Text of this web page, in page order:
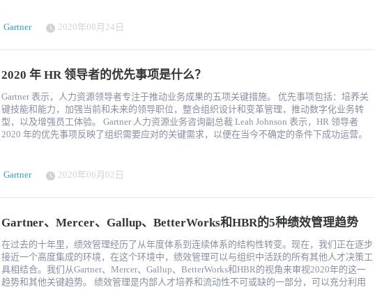
#MeToo和 Black Lives Matter运动，在过去几年中占据了美国公共讨论的主要位置。 Bagga
将是他们2022年的首要重点。 "Bagga说："求职者在选择入职之前，希望了解一个组织在DEI
域，也是劳动力市场的差异化。多样性、公平性和包容性现在被视为一种战略，以确保企业有
会正义问题采取公开立场。 "但现在我们看到很多公司采取了相当坚定的立场......这是一个已经
出现的关键趋势。这与人力资源部门领导的DEI优先事项有关，以确保我们在这一领域投入最
好的力量，并将其作为优先事项。" 想为你的组织当前的DEI努力制定基准吗？AHRI的多样性
和包容性成熟度模型是一个很好的开始。 作为2022年的人力资源领导者，你的关键重点领域
Fuel50全球人才流动最佳实践研究中，55%的受访者目前利用了临时工队伍，但只有30%的受
能，Fuel50预测，收购系统和技术以提高企业的人才知名度将是未来24个月的战略重点。 最
世界十大生物技术公司之一通过与Fuel50开设内部零工市场，释放了超过一百万的生产力时
间，混合云数据服务和数据管理公司NetApp已经能够以他们以前从未做过的方式扩大人才识
别。 "我们现在可以看到公司里的每个人，他们想做什么，想去哪里......我们不再盲目飞行，我
们现在的洞察力比我们在人力资源历史上的任何时候都要多。...[Fuel50]使我们现在能够看
到，我们可以把人培养成什么样子？我们如何让人们跨越鸿沟？要做到这一点，以前我们只能
猜测......现在我们可以建立一个职业路径来达到这些工作。这是令人震惊的，我认为这就是人
·实现人才体验的民主化：允许员工举手参与零工工作 ·创建一个对所有人都公平和平等的包容
talent citizenship: where everyone can contribute equally. Democratize the talent experience:
allow employees to put their hands up for gig work Create an inclusive talent marketplace that is
fair and equal to all Enable a culture of boundary-less talent marketplace where everyone is a
freelancer Ps ：内部流动是指员工在同一公司内向新的机会流动。这些机会可以包括新的职
位、补充项目、导师制、工作交换和学习。
大的价值，从而提高员工的敬业度，除此之外，还能增加对关键IT项目业务成果的影响。 企业
程。这导致了员工体验、效率和生产力的提高。当你投资于你的员工，他们也会投资于你"，
文化、参与度和员工品牌主张仍然是2017年的重中之重；员工体验在今年又继续成为主要趋
体验方面表现出色。 企业正在通过将员工体验与影响工作场所效率的不同方面联系起来进行
衡量，强大的诊断能力、规范性指导和对未来结果的预判。 根据Gartner的报告，员工体验被
认为是数字化工作场所的八大基石之一。 当员工在决策过程中被赋予一定的特权时，他们往
往会获得一种主人翁的感觉，最终使他们对企业发展的贡献最大化，并提升员工体验战略。
本地大规模推动个性化，提供良好的员工体验。 根据Gartner的说法，个性化是一个在双方之
策略，可以为员工和组织在成功的道路上创造一个双赢的环境。它改善了员工互动，促进了创
作工具 许多领先的组织已经实施了数字化工作场所战略，结合协作技术，打破沟通和协作障
碍。 改善组织中的员工体验，还能打造一支精通数字化的员工队伍，提高生产力、工作效
率、增长和创新能力。 将所有协作工具整合到一个单一的解决方案（如Slack）中，使员工能
够协作，沟通，有效地工作并提高生产率。 现代协作工具是员工体验的基础，并且是连接，
交流，协作，参与和共享信息的单个数字中心。 员工自助服务（ESS）工具 全球大多数组织在
管理与员工相关的活动方面都面临挑战，例如请假记录维护，绩效审查，查看工资单等。解决
Gartner 2020年08月24日
2020 年 HR 领导者的优先事项是什么？
Gartner 表示，人力资源领导者专注于推动业务成果的五项关键措施。 优先事项包括：培养关
键技能和能力，加强当前和未来的领导职位，整合组织设计和变革管理，推动数字化业务转
型，以及增强员工体验。 Gartner 人力资源业务咨询副总裁 Leah Johnson 表示，HR 领导者
2020 年的优先事项反映了组织需要应对的关键需求，以便在当今不确定的条件下成功运营。
首席人力资源官同意他们的组织为未来的工作做好准备。为了实现业务增长，人力资源主管需
和能力，组织也难以跟上。 根据 Gartner 最近的一项调查，46% 的人力资源主管报告其员工缺
合作，了解并保持新兴、现有和遗留技能组合的适当平衡。 人力资源部还需要与经理合作，
起来。 赋予领导者成功与不断扩大的需求 领导者的责任和期望迅速扩大，但大多数领导者都
不具备承担其扩大角色的能力。 45% 的人力资源领导难以培养有效的中层领导，超过三分之
一的人力资源领导难以培养有效的高级领导。 为了培养一个强有力的领导平台，人力资源部
门应该寻求一种"互补领导"模式，让领导者共同分担基于互补技能集的责任。 这些领导者合作
Gartner 2020年06月02日
Gartner、Mercer、Gallup、BetterWorks和HBR的5种绩效管理趋势
在过去的十年里，绩效管理经历了从年度体系到连续体系的结构性转变。现在，我们正在逐步
接近一个高度集成的环境，在这个环境中，绩效管理可以与组织中活跃的所有其他人才决策工
具相结合。我们从Gartner、Mercer、Gallup、BetterWorks和HBR的视角来审视2020年的这一
趋势和其他关键趋势。 绩效管理是内部人才培养和流动性不可或缺的一部分，可以充分利用